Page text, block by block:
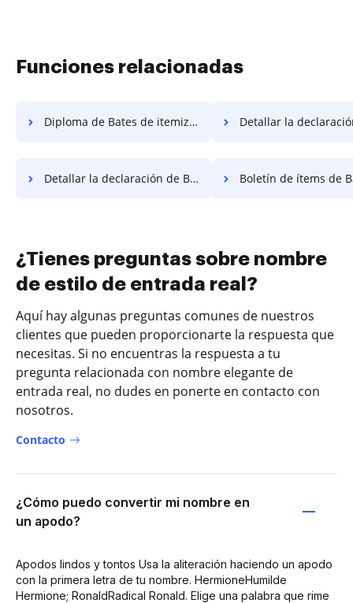
Funciones relacionadas
Diploma de Bates de itemizar Detallar la declaración de
Detallar la declaración de Bates Boletín de ítems de
¿Tienes preguntas sobre nombre
de estilo de entrada real?
Aquí hay algunas preguntas comunes de nuestros
clientes que pueden proporcionarte la respuesta que
necesitas. Si no encuentras la respuesta a tu
pregunta relacionada con nombre elegante de
entrada real, no dudes en ponerte en contacto con
nosotros.
Contacto
¿Cómo puedo convertir mi nombre en
un apodo?
Apodos lindos y tontos Usa la aliteración haciendo un apodo
con la primera letra de tu nombre. HermioneHumilde
Hermione; RonaldRadical Ronald. Elige una palabra que rime